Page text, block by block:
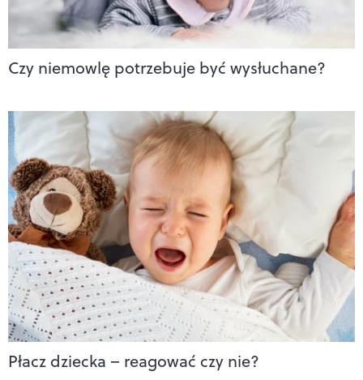
Czy niemowlę potrzebuje być wysłuchane?
Płacz dziecka – reagować czy nie?